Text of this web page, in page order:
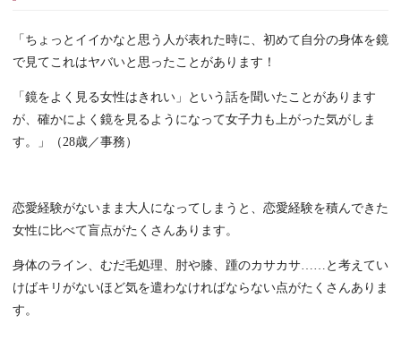
「ちょっとイイかなと思う人が表れた時に、初めて自分の身体を鏡
で見てこれはヤバいと思ったことがあります！
「鏡をよく見る女性はきれい」という話を聞いたことがあります
が、確かによく鏡を見るようになって女子力も上がった気がしま
す。」（28歳／事務）
恋愛経験がないまま大人になってしまうと、恋愛経験を積んできた
女性に比べて盲点がたくさんあります。
身体のライン、むだ毛処理、肘や膝、踵のカサカサ……と考えてい
けばキリがないほど気を遣わなければならない点がたくさんありま
す。